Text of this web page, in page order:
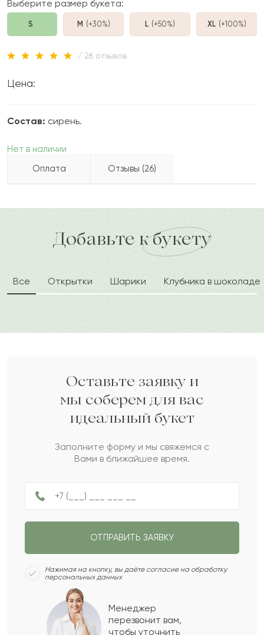
Выберите размер букета:
S M (+30%) L (+50%) XL (+100%)
/ 26 отзывов
Цена:
Состав: сирень.
Нет в наличии
Оплата
Отзывы (26)
доставка по городу в течение часа
Б 2022-09-09
Бекназар
2022-09-02
Д 2021-10-22
Демид
К 2021-10-22
Каспар
2021-09-21
Кырмызы
Аман
Ратмир
Б Борислав
Фатима
Показать еще
Добавьте к букету
Все Открытки Шарики Клубника в шоколаде
Оставьте заявку и
мы соберем для вас
идеальный букет
Заполните форму и мы свяжемся с
Вами в ближайшее время.
ОТПРАВИТЬ ЗАЯВКУ
Нажимая на кнопку, вы даёте согласие на обработку
персональных данных
Менеджер
перезвонит вам,
чтобы уточнить